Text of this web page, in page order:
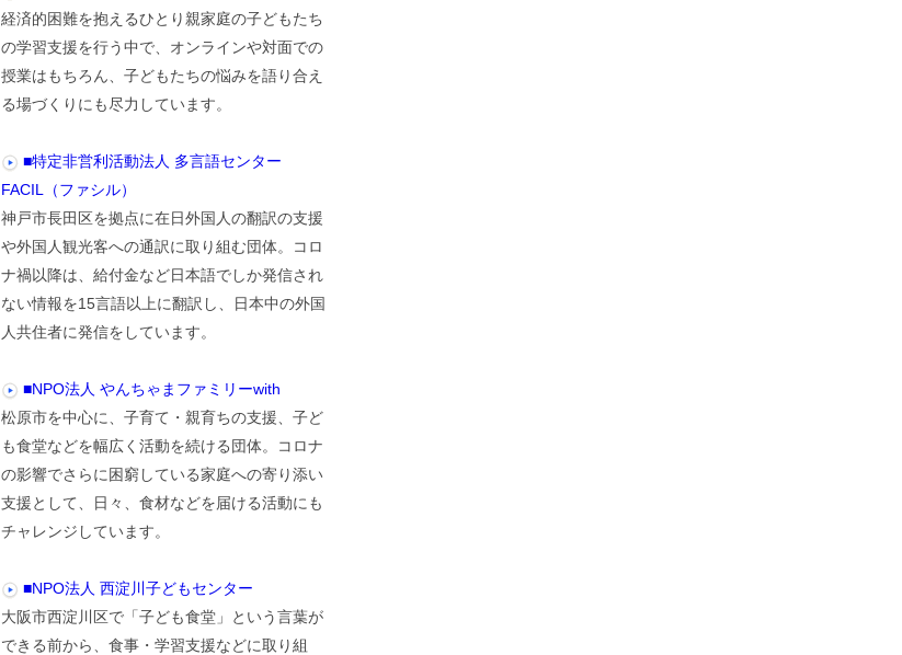
経済的困難を抱えるひとり親家庭の子どもたち
の学習支援を行う中で、オンラインや対面での
授業はもちろん、子どもたちの悩みを語り合え
る場づくりにも尽力しています。
■特定非営利活動法人 多言語センター
FACIL（ファシル）
神戸市長田区を拠点に在日外国人の翻訳の支援
や外国人観光客への通訳に取り組む団体。コロ
ナ禍以降は、給付金など日本語でしか発信され
ない情報を15言語以上に翻訳し、日本中の外国
人共住者に発信をしています。
■NPO法人 やんちゃまファミリーwith
松原市を中心に、子育て・親育ちの支援、子ど
も食堂などを幅広く活動を続ける団体。コロナ
の影響でさらに困窮している家庭への寄り添い
支援として、日々、食材などを届ける活動にも
チャレンジしています。
■NPO法人 西淀川子どもセンター
大阪市西淀川区で「子ども食堂」という言葉が
できる前から、食事・学習支援などに取り組